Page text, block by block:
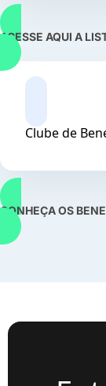
ACESSE AQUI A
Clube de
CONHEÇA OS